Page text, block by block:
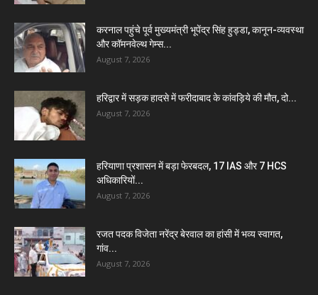
करनाल पहुंचे पूर्व मुख्यमंत्री भूपेंद्र सिंह हुड्डा, कानून-व्यवस्था
और कॉमनवेल्थ गेम्स...
August 7, 2026
हरिद्वार में सड़क हादसे में फरीदाबाद के कांवड़िये की मौत, दो...
August 7, 2026
हरियाणा प्रशासन में बड़ा फेरबदल, 17 IAS और 7 HCS
अधिकारियों...
August 7, 2026
रजत पदक विजेता नरेंद्र बेरवाल का हांसी में भव्य स्वागत,
गांव...
August 7, 2026